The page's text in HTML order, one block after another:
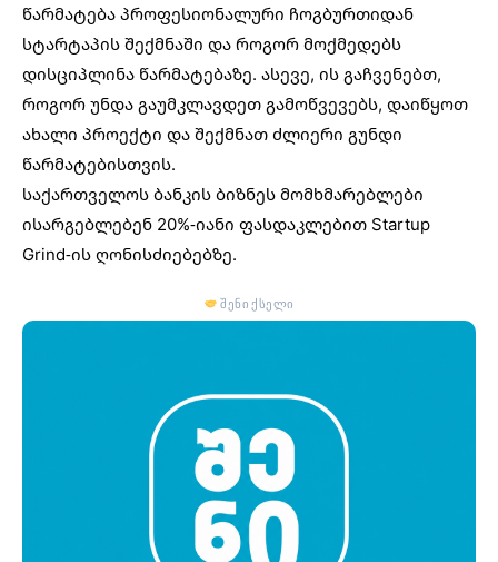
წარმატება პროფესიონალური ჩოგბურთიდან
სტარტაპის შექმნაში და როგორ მოქმედებს
დისციპლინა წარმატებაზე. ასევე, ის გაჩვენებთ,
როგორ უნდა გაუმკლავდეთ გამოწვევებს, დაიწყოთ
ახალი პროექტი და შექმნათ ძლიერი გუნდი
წარმატებისთვის.
საქართველოს ბანკის ბიზნეს მომხმარებლები
ისარგებლებენ 20%-იანი ფასდაკლებით Startup
Grind-ის ღონისძიებებზე.
შენი ქსელი